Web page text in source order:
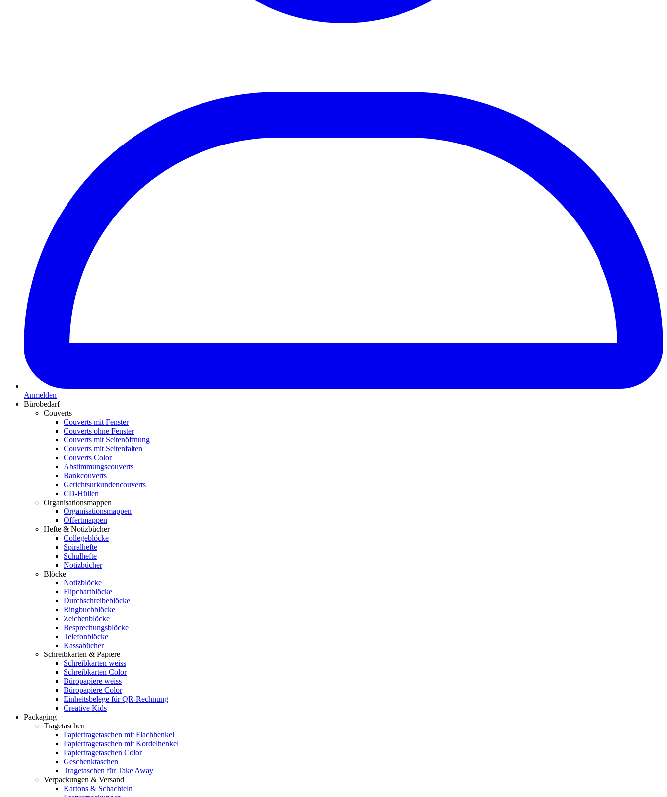
Anmelden
Bürobedarf
Couverts
Couverts mit Fenster
Couverts ohne Fenster
Couverts mit Seitenöffnung
Couverts mit Seitenfalten
Couverts Color
Abstimmungscouverts
Bankcouverts
Gerichtsurkundencouverts
CD-Hüllen
Organisationsmappen
Organisationsmappen
Offertmappen
Hefte & Notizbücher
Collegeblöcke
Spiralhefte
Schulhefte
Notizbücher
Blöcke
Notizblöcke
Flipchartblöcke
Durchschreibeblöcke
Ringbuchblöcke
Zeichenblöcke
Besprechungsblöcke
Telefonblöcke
Kassabücher
Schreibkarten & Papiere
Schreibkarten weiss
Schreibkarten Color
Büropapiere weiss
Büropapiere Color
Einheitsbelege für QR-Rechnung
Creative Kids
Packaging
Tragetaschen
Papiertragetaschen mit Flachhenkel
Papiertragetaschen mit Kordelhenkel
Papiertragetaschen Color
Geschenktaschen
Tragetaschen für Take Away
Verpackungen & Versand
Kartons & Schachteln